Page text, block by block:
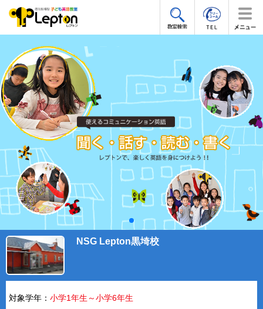
NSG Lepton黒埼校
対象学年： 小学1年生～小学6年生